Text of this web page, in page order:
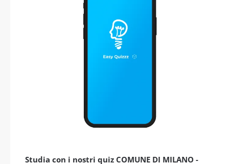
Studia con i nostri quiz COMUNE DI MILANO -